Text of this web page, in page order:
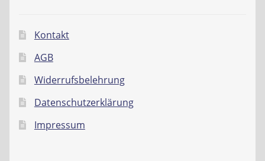
Kontakt
AGB
Widerrufsbelehrung
Datenschutzerklärung
Impressum